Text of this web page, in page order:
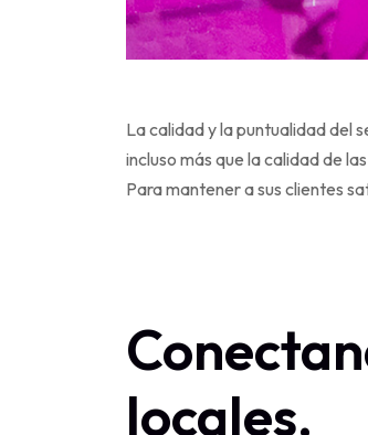
La calidad y la puntualidad del
incluso más que la calidad de
Para mantener a sus clientes
locales,